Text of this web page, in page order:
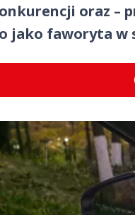
oraz –
jako faworyta w